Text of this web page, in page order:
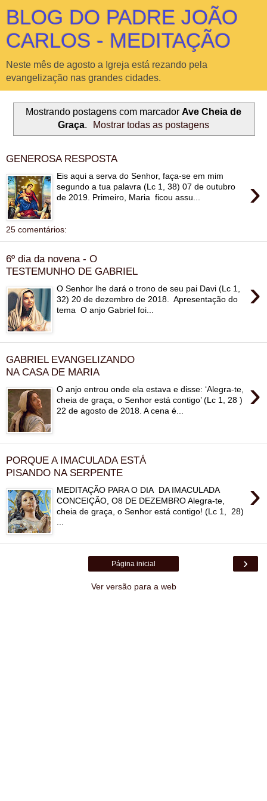
BLOG DO PADRE JOÃO
CARLOS - MEDITAÇÃO
Neste mês de agosto a Igreja está rezando pela
evangelização nas grandes cidades.
Mostrando postagens com marcador Ave Cheia de
Graça. Mostrar todas as postagens
GENEROSA RESPOSTA
›
Eis aqui a serva do Senhor, faça-se em mim
segundo a tua palavra (Lc 1, 38) 07 de outubro
de 2019. Primeiro, Maria ficou assu...
25 comentários:
6º dia da novena - O
TESTEMUNHO DE GABRIEL
›
O Senhor lhe dará o trono de seu pai Davi (Lc 1,
32) 20 de dezembro de 2018. Apresentação do
tema O anjo Gabriel foi...
GABRIEL EVANGELIZANDO
NA CASA DE MARIA
›
O anjo entrou onde ela estava e disse: ‘Alegra-te,
cheia de graça, o Senhor está contigo’ (Lc 1, 28 )
22 de agosto de 2018. A cena é...
PORQUE A IMACULADA ESTÁ
PISANDO NA SERPENTE
›
MEDITAÇÃO PARA O DIA DA IMACULADA
CONCEIÇÃO, O8 DE DEZEMBRO Alegra-te,
cheia de graça, o Senhor está contigo! (Lc 1, 28)
›
Página inicial
Ver versão para a web